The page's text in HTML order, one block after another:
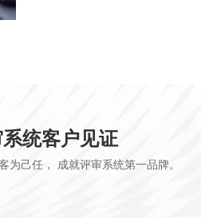
统客户见证
为己任， 成就评审系统第一品牌。